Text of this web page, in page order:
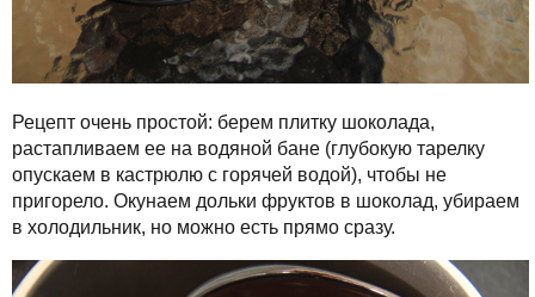
Рецепт очень простой: берем плитку шоколада,
растапливаем ее на водяной бане (глубокую тарелку
опускаем в кастрюлю с горячей водой), чтобы не
пригорело. Окунаем дольки фруктов в шоколад, убираем
в холодильник, но можно есть прямо сразу.